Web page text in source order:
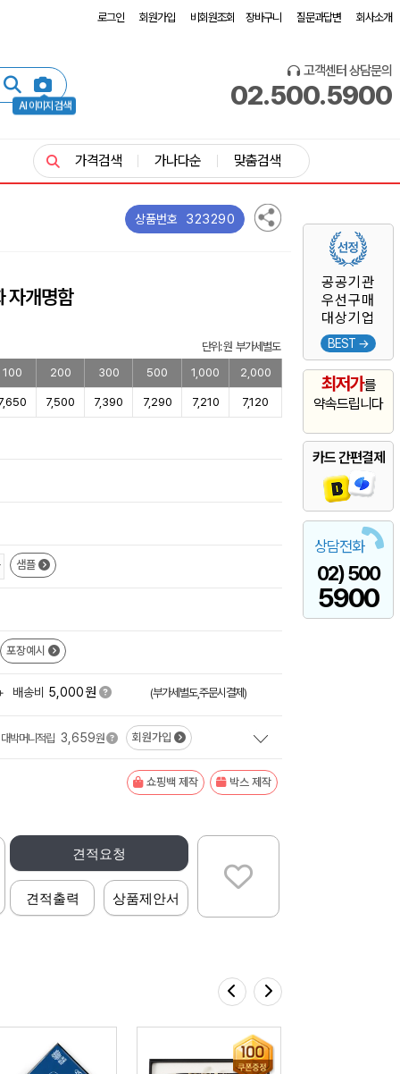
로그인 회원가입 비회원조회 장바구니 질문과답변 회사소개
AI 이미지 검색
고객센터 상담문의
02.500.5900
공공기관
우선구매
대상기업
BEST →
최저가를
약속드립니다
카드 간편결제
상담전화
02) 500
5900
가격검색 가나다순 맞춤검색
상품번호 323290
자개명함
단위: 원 부가세별도
100
200 300 500 1,000 2,000
7,500 7,390 7,290 7,210 7,120
샘플
포장예시
배송비 5,000원 (부가세별도,주문시결제)
대박머니적립 3,659원 회원가입
쇼핑백 제작 박스 제작
견적요청
견적출력 상품제안서